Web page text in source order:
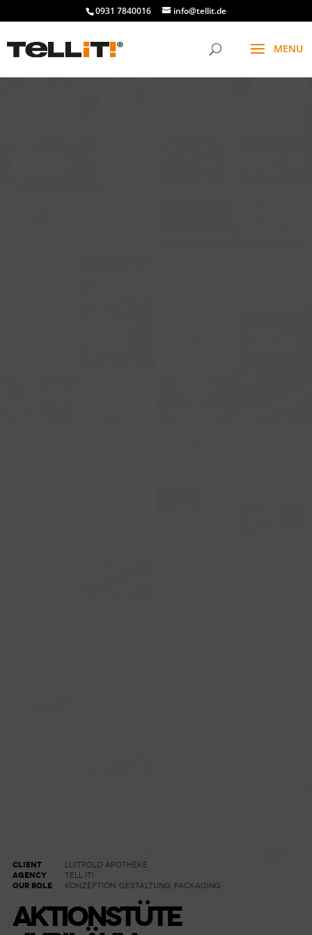
0931 7840016 info@tellit.de
CLIENT
LUITPOLD APOTHEKE
AGENCY
TELL IT!
OUR ROLE
KONZEPTION, GESTALTUNG, PACKAGING
AKTIONSTÜTE